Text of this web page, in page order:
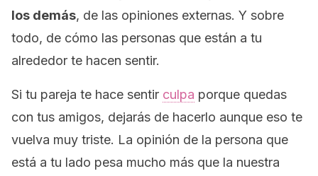
los demás, de las opiniones externas. Y sobre
todo, de cómo las personas que están a tu
alrededor te hacen sentir.
Si tu pareja te hace sentir culpa porque quedas
con tus amigos, dejarás de hacerlo aunque eso te
vuelva muy triste. La opinión de la persona que
está a tu lado pesa mucho más que la nuestra